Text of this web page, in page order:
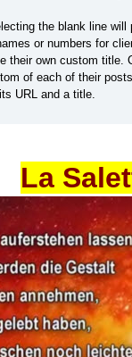
the blank line will
or numbers for
own custom title.
of each of their posts.
URL and a title.
La